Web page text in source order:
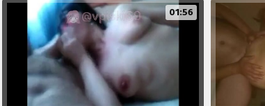
01:56